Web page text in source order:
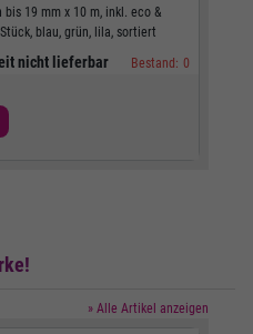
19 mm x 10 m, inkl. eco &
blau, grün, lila, sortiert
nicht lieferbar Bestand: 0
» Alle Artikel anzeigen